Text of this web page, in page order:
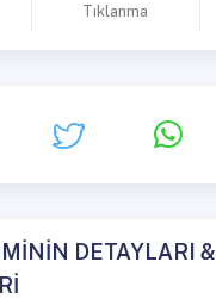
Tıklanma
DETAYLARI &